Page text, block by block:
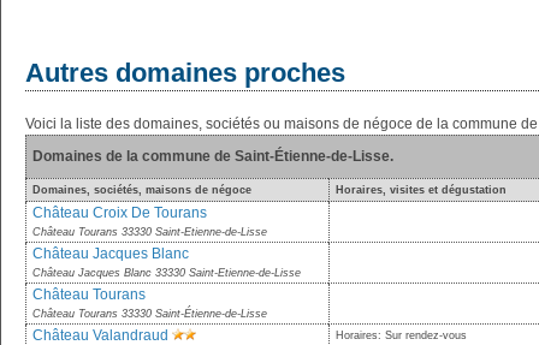
Autres domaines proches
Voici la liste des domaines, sociétés ou maisons de négoce de la commune
Domaines de la commune de Saint-Étienne-de-Lisse.
Domaines, sociétés, maisons de négoce Horaires, visites et dégustation
Château Croix De Tourans
Château Tourans 33330 Saint-Etienne-de-Lisse
Château Jacques Blanc
Château Jacques Blanc 33330 Saint-Etienne-de-Lisse
Château Tourans
Château Tourans 33330 Saint-Étienne-de-Lisse
Château Valandraud
Horaires: Sur rendez-vous